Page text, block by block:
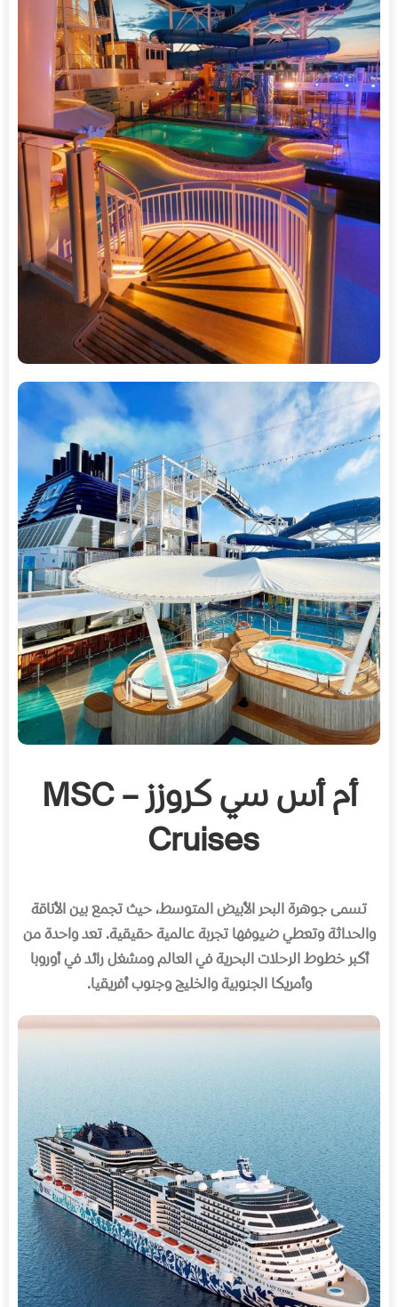
أم أس سي كروزز – MSC
Cruises
تسمى جوهرة البحر الأبيض المتوسط، حيث تجمع بين الأناقة
والحداثة وتعطي ضيوفها تجربة عالمية حقيقية.تعد واحدة من
أكبر خطوط الرحلات البحرية في العالم ومشغل رائد في أوروبا
وأمريكا الجنوبية والخليج وجنوب أفريقيا.